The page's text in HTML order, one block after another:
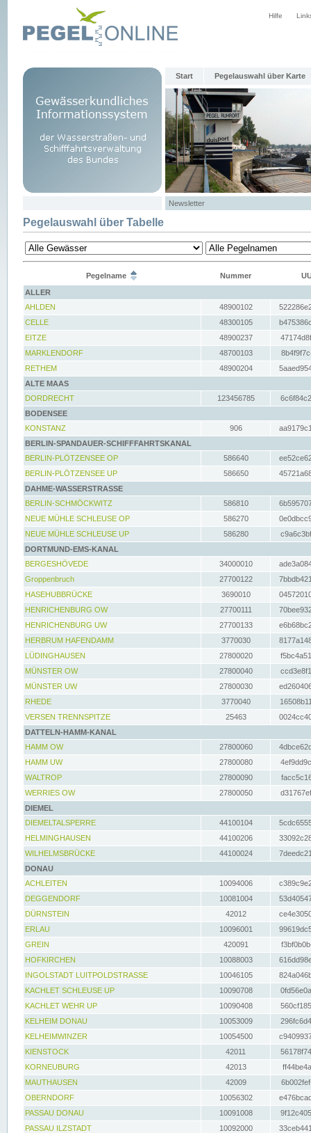
Hilfe
Start Pegelauswahl über Karte
Newsletter
Pegelauswahl über Tabelle
Pegelname Nummer
ALLER
AHLDEN
48900102
CELLE
48300105
EITZE
48900237
MARKLENDORF
48700103
RETHEM
48900204
ALTE MAAS
DORDRECHT
123456785
BODENSEE
KONSTANZ
906
BERLIN-SPANDAUER-SCHIFFFAHRTSKANAL
BERLIN-PLÖTZENSEE OP
586640
BERLIN-PLÖTZENSEE UP
586650
DAHME-WASSERSTRASSE
BERLIN-SCHMÖCKWITZ
586810
NEUE MÜHLE SCHLEUSE OP
586270
NEUE MÜHLE SCHLEUSE UP
586280
DORTMUND-EMS-KANAL
BERGESHÖVEDE
34000010
Groppenbruch
27700122
HASEHUBBRÜCKE
3690010
HENRICHENBURG OW
27700111
HENRICHENBURG UW
27700133
HERBRUM HAFENDAMM
3770030
LÜDINGHAUSEN
27800020
MÜNSTER OW
27800040
MÜNSTER UW
27800030
RHEDE
3770040
VERSEN TRENNSPITZE
25463
DATTELN-HAMM-KANAL
HAMM OW
27800060
HAMM UW
27800080
WALTROP
27800090
WERRIES OW
27800050
DIEMEL
DIEMELTALSPERRE
44100104
HELMINGHAUSEN
44100206
WILHELMSBRÜCKE
44100024
DONAU
ACHLEITEN
10094006
DEGGENDORF
10081004
DÜRNSTEIN
42012
ERLAU
10096001
GREIN
420091
HOFKIRCHEN
10088003
INGOLSTADT LUITPOLDSTRASSE
10046105
KACHLET SCHLEUSE UP
10090708
KACHLET WEHR UP
10090408
KELHEIM DONAU
10053009
KELHEIMWINZER
10054500
KIENSTOCK
42011
KORNEUBURG
42013
MAUTHAUSEN
42009
OBERNDORF
10056302
PASSAU DONAU
10091008
PASSAU ILZSTADT
10092000